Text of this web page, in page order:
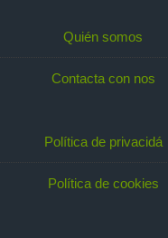
Quién somos
Contacta con nos
Política de privacidá
Política de cookies